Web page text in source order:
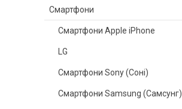
Смартфони
Смартфони Apple iPhone
LG
Смартфони Sony (Соні)
Смартфони Samsung (Самсунг)